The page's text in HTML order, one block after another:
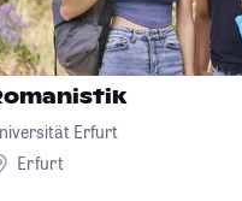
Erfurt
Erfurt